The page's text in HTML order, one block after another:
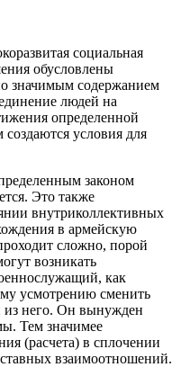
социальная
обусловлены
значимым содержанием
людей на
определенной
условия для
законом
Это также
внутриколлективных
в армейскую
сложно, порой
возникать
как
усмотрению сменить
из него. Он вынужден
Тем значимее
(расчета) в сплочении
взаимоотношений.